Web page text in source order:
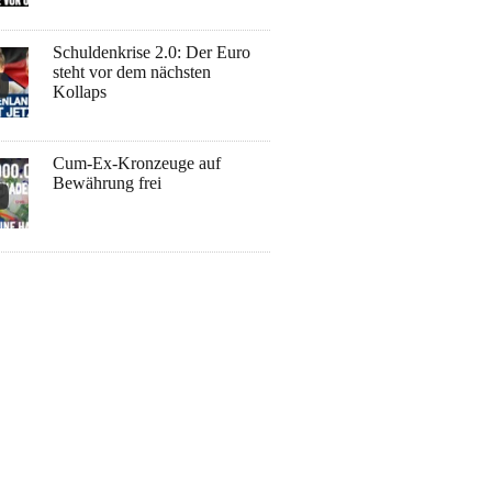
Schuldenkrise 2.0: Der Euro
steht vor dem nächsten
Kollaps
Cum-Ex-Kronzeuge auf
Bewährung frei